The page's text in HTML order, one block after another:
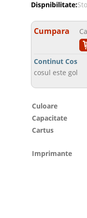
Dispnibilitate:
Cumpara
Continut Cos
cosul este gol
Culoare
Capacitate
Cartus
Imprimante